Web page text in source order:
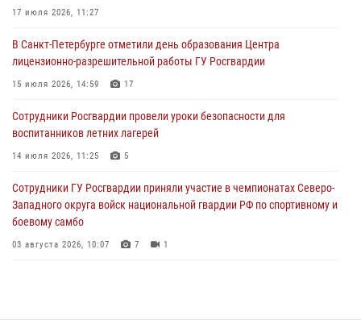
06 августа 2026, 07:30
В Выборгском районе наряд Росгвардии обнаружил
разыскиваемый преступный автотранспорт
05 августа 2026, 12:25 2
Петербургские росгвардейцы обнаружили объявленный в розыск
автомобиль, ранее использовавшийся при совершении кражи в
Ленобласти
17 июля 2026, 11:27
В Санкт-Петербурге отметили день образования Центра
лицензионно-разрешительной работы ГУ Росгвардии
15 июля 2026, 14:59 17
Сотрудники Росгвардии провели уроки безопасности для
воспитанников летних лагерей
14 июля 2026, 11:25 5
Сотрудники ГУ Росгвардии приняли участие в чемпионатах Северо-
Западного округа войск национальной гвардии РФ по спортивному и
боевому самбо
03 августа 2026, 10:07 7 1